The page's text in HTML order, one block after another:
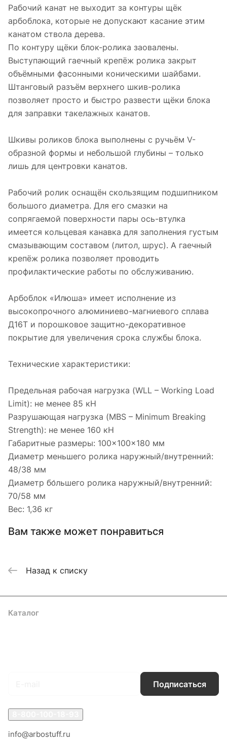
Рабочий канат не выходит за контуры щёк
арбоблока, которые не допускают касание этим
канатом ствола дерева.
По контуру щёки блок-ролика заовалены.
Выступающий гаечный крепёж ролика закрыт
объёмными фасонными коническими шайбами.
Штанговый разъём верхнего шкив-ролика
позволяет просто и быстро развести щёки блока
для заправки такелажных канатов.
Шкивы роликов блока выполнены с ручьём V-
образной формы и небольшой глубины – только
лишь для центровки канатов.
Рабочий ролик оснащён скользящим подшипником
большого диаметра. Для его смазки на
сопрягаемой поверхности пары ось-втулка
имеется кольцевая канавка для заполнения густым
смазывающим составом (литол, шрус). А гаечный
крепёж ролика позволяет проводить
профилактические работы по обслуживанию.
Арбоблок «Илюша» имеет исполнение из
высокопрочного алюминиево-магниевого сплава
Д16Т и порошковое защитно-декоративное
покрытие для увеличения срока службы блока.
Технические характеристики:
Предельная рабочая нагрузка (WLL – Working Load
Limit): не менее 85 кН
Разрушающая нагрузка (MBS – Minimum Breaking
Strength): не менее 160 кН
Габаритные размеры: 100×100×180 мм
Диаметр меньшего ролика наружный/внутренний:
48/38 мм
Диаметр бо́льшего ролика наружный/внутренний:
70/58 мм
Вес: 1,36 кг
Вам также может понравиться
Назад к списку
Каталог
Подписаться
info@arbostuff.ru